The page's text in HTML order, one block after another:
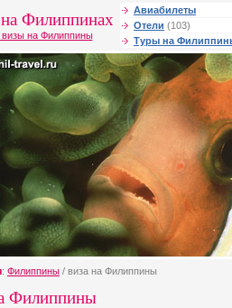
Филиппинах
на Филиппины
Авиабилеты
Отели (103)
Туры на
: Филиппины / виза на Филиппины
Филиппины